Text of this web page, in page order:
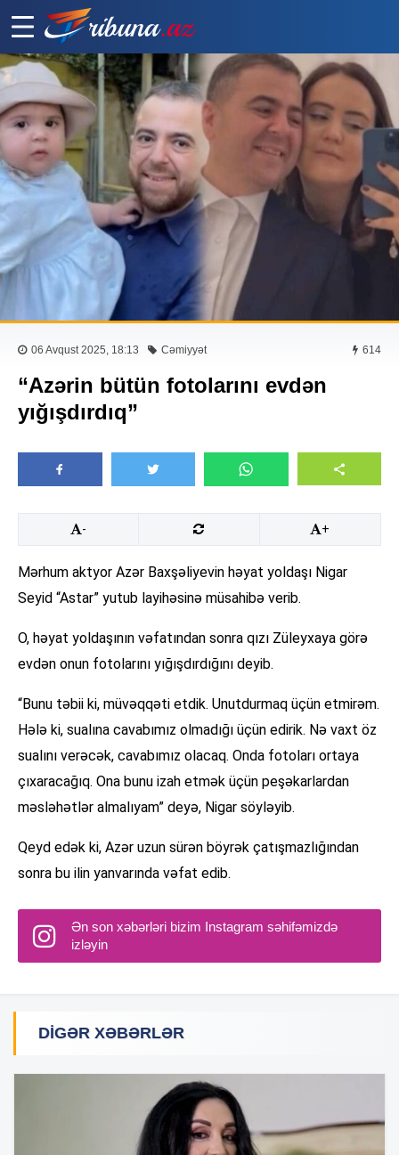
06 Avqust 2025, 18:13 Cəmiyyət 614
“Azərin bütün fotolarını evdən
yığışdırdıq”
- +
Mərhum aktyor Azər Baxşəliyevin həyat yoldaşı Nigar
Seyid “Astar” yutub layihəsinə müsahibə verib.
O, həyat yoldaşının vəfatından sonra qızı Züleyxaya görə
evdən onun fotolarını yığışdırdığını deyib.
“Bunu təbii ki, müvəqqəti etdik. Unutdurmaq üçün etmirəm.
Hələ ki, sualına cavabımız olmadığı üçün edirik. Nə vaxt öz
sualını verəcək, cavabımız olacaq. Onda fotoları ortaya
çıxaracağıq. Ona bunu izah etmək üçün peşəkarlardan
məsləhətlər almalıyam” deyə, Nigar söyləyib.
Qeyd edək ki, Azər uzun sürən böyrək çatışmazlığından
sonra bu ilin yanvarında vəfat edib.
Ən son xəbərləri bizim Instagram səhifəmizdə
izləyin
DIGƏR XƏBƏRLƏR